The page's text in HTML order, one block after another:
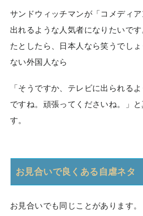
サンドウィッチマンが「コメディ
出れるような人気者になりたいで
たとしたら、日本人なら笑うでし
ない外国人なら
「そうですか、テレビに出られる
ですね。頑張ってくださいね。」
す。
お見合いで良くある自虐ネタ
お見合いでも同じことがあります。